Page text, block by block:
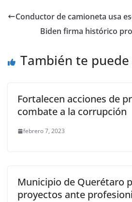
e
b
o
er l s
A
p
e
n
er
Conductor de camioneta usa
Biden firma histórico
También te
Fortalecen acciones de
combate a la corrupción
febrero 7, 2023
Municipio de Querétaro
proyectos ante